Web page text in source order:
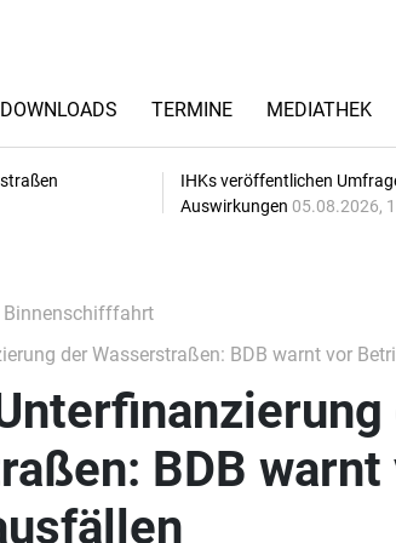
DOWNLOADS TERMINE MEDIATHEK
IHKs veröffentlichen
Auswirkungen 05.08.2026,
Binnenschifffahrt
der Wasserstraßen: BDB warnt vor
BDB warnt